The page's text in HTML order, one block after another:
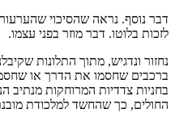
דבר נוסף. נראה שהסיכוי
לזכות בלוטו. דבר מוזר בפני עצמו.
נחזור ונדגיש, מתוך התלונות
ברכבים שחסמו את הדרך או
בחניות צדדיות המרוחקות מנתיב
החולים, כך שהחשד למלכודת